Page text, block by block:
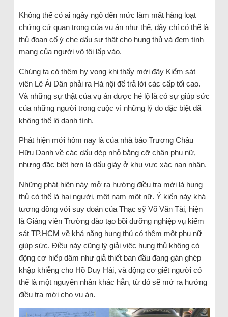
Không thể có ai ngây ngô đến mức làm mất hàng loạt
chứng cứ quan trọng của vụ án như thế, đây chỉ có thể là
thủ đoạn cố ý che dấu sự thật cho hung thủ và đem tính
mạng của người vô tội lấp vào.
Chúng ta có thêm hy vọng khi thấy mới đây Kiểm sát
viên Lê Ái Dân phải ra Hà nội để trả lời các cấp tối cao.
Và những sự thật của vụ án được hé lộ là có sự giúp sức
của những người trong cuộc vì những lý do đặc biệt đã
không thể lộ danh tính.
Phát hiện mới hôm nay là của nhà báo Trương Châu
Hữu Danh về các dấu dép nhỏ bằng cỡ chân phụ nữ,
nhưng đặc biệt hơn là dấu giày ở khu vực xác nạn nhân.
Những phát hiện này mở ra hướng điều tra mới là hung
thủ có thể là hai người, một nam một nữ. Ý kiến này khá
tương đồng với suy đoán của Thạc sỹ Võ Văn Tài, hiện
là Giảng viên Trường đào tạo bồi dưỡng nghiệp vụ kiểm
sát TP.HCM về khả năng hung thủ có thêm một phụ nữ
giúp sức. Điều này cũng lý giải việc hung thủ không có
động cơ hiếp dâm như giả thiết ban đầu đang gán ghép
khập khiễng cho Hồ Duy Hải, và động cơ giết người có
thể là một nguyên nhân khác hẳn, từ đó sẽ mở ra hướng
điều tra mới cho vụ án.